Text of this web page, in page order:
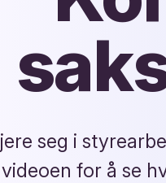
seg i
for å se